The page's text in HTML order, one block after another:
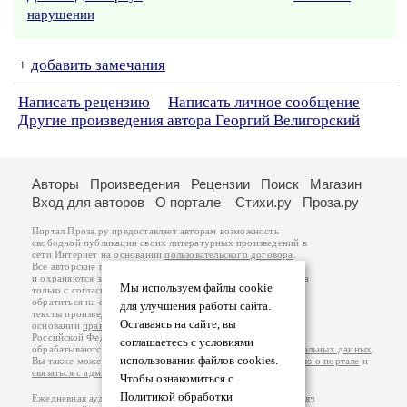
нарушении
+ добавить замечания
Написать рецензию
Написать личное сообщение
Другие произведения автора Георгий Велигорский
Мы используем файлы cookie
для улучшения работы сайта.
Оставаясь на сайте, вы
соглашаетесь с условиями
использования файлов cookies.
Чтобы ознакомиться с
Политикой обработки
Авторы Произведения Рецензии Поиск
Магазин
Вход для авторов
О портале Стихи.ру Проза.ру
Портал Проза.ру предоставляет авторам возможность
свободной публикации своих литературных произведений в
сети Интернет на основаниипользовательского договора
Все авторские права на произведения принадлежат авторам
и охраняются законом
. Перепечатка произведений возможна
только с согласия его автора, к которому вы можете
обратиться на его авторской странице. Ответственность за
тексты произведений авторы несут самостоятельно на
основанииправил публикацииизаконодательства
Российской Федерации
обрабатываются на основанииПолитики обработки персональных данных
Вы также можете посмотреть более подробнуюинформацию о портале и
связаться с администрацией
Ежедневная аудитория портала Проза.ру – порядка 100 тысяч